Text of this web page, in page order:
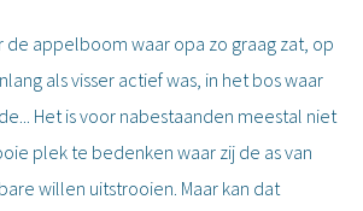
de appelboom waar opa zo graag zat, op
als visser actief was, in het bos waar
Het is voor nabestaanden meestal niet
plek te bedenken waar zij de as van
willen uitstrooien. Maar kan dat